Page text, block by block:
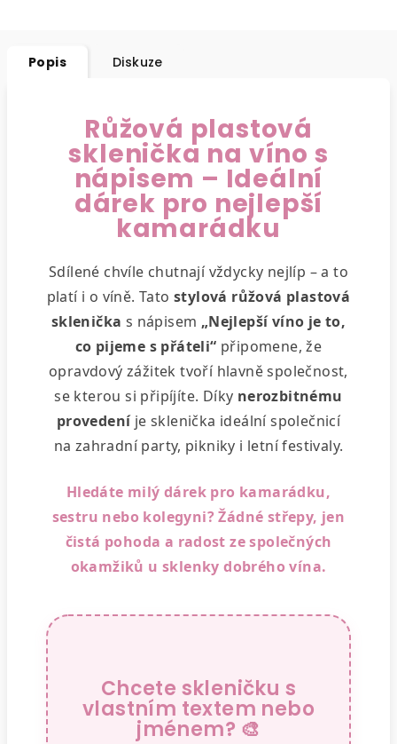
Popis Diskuze
Růžová plastová
sklenička na víno s
nápisem – Ideální
dárek pro nejlepší
kamarádku
Sdílené chvíle chutnají vždycky nejlíp – a to
platí i o víně. Tatostylová růžová plastová
sklenička s nápisem „Nejlepší víno je to,
co pijeme s přáteli“ připomene, že
opravdový zážitek tvoří hlavně společnost,
se kterou si připíjíte. Díky nerozbitnému
provedeníje sklenička ideální společnicí
na zahradní party, pikniky i letní festivaly.
Hledáte milý dárek pro kamarádku,
sestru nebo kolegyni? Žádné střepy, jen
čistá pohoda a radost ze společných
okamžiků u sklenky dobrého vína.
Chcete skleničku s
vlastním textem nebo
jménem? 🎨